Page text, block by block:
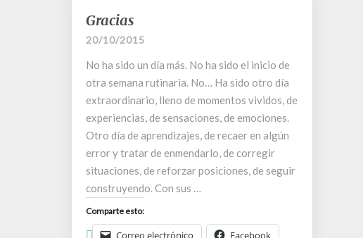
Gracias
Gracias
20/10/2015
No ha sido un día más. No ha sido el inicio de
otra semana rutinaria. No… Ha sido otro día
extraordinario, lleno de momentos vividos, de
experiencias, de sensaciones, de emociones.
Otro día de aprendizajes, de recaer en algún
error y tratar de enmendarlo, de corregir
situaciones, de reforzar posiciones, de seguir
construyendo. Con sus …
Comparte esto:
Correo electrónico Facebook